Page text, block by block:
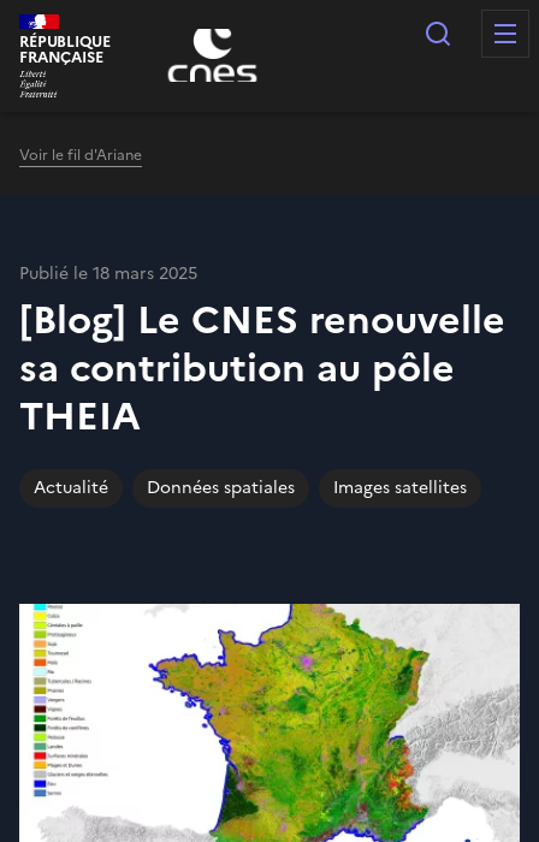
Panneau de gestion des cookies
RÉPUBLIQUE
FRANÇAISE
Voir le fil d'Ariane
Publié le 18 mars 2025
[Blog] Le CNES renouvelle
sa contribution au pôle
THEIA
Actualité Données spatiales Images satellites